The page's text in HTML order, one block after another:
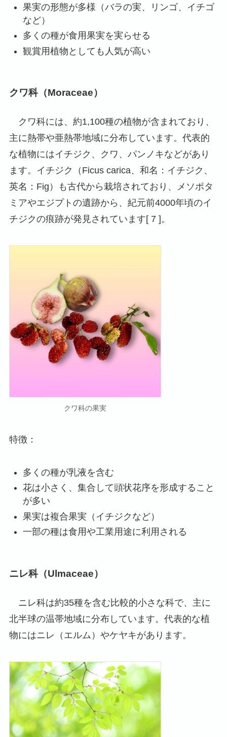
果実の形態が多様（バラの実、リンゴ、イチゴ
など）
多くの種が食用果実を実らせる
観賞用植物としても人気が高い
クワ科（Moraceae）
クワ科には、約1,100種の植物が含まれており、
主に熱帯や亜熱帯地域に分布しています。代表的
な植物にはイチジク、クワ、パンノキなどがあり
ます。イチジク（Ficus carica、和名：イチジク、
英名：Fig）も古代から栽培されており、メソポタ
ミアやエジプトの遺跡から、紀元前4000年頃のイ
チジクの痕跡が発見されています[ 7 ]。
クワ科の果実
特徴：
多くの種が乳液を含む
花は小さく、集合して頭状花序を形成すること
が多い
果実は複合果実（イチジクなど）
一部の種は食用や工業用途に利用される
ニレ科（Ulmaceae）
ニレ科は約35種を含む比較的小さな科で、主に
北半球の温帯地域に分布しています。代表的な植
物にはニレ（エルム）やケヤキがあります。